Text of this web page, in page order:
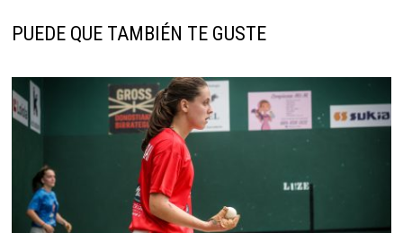
PUEDE QUE TAMBIÉN TE GUSTE